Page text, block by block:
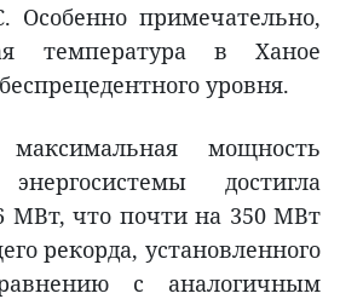
Особенно примечательно,
температура в Ханое
уровня.
мощность
достигла
МВт, что почти на 350 МВт
рекорда, установленного
с аналогичным